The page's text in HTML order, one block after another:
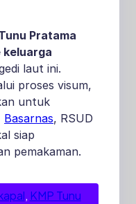
Pratama
keluarga
laut ini.
proses visum,
untuk
Basarnas, RSUD
siap
pemakaman.
, KMP Tunu